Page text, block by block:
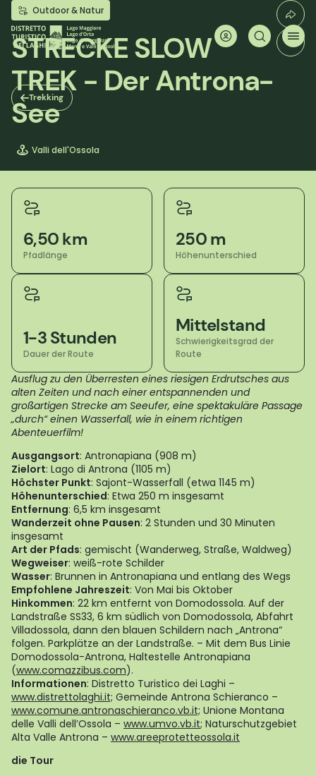
Direkt
zum
Inhalt
Trekking
Outdoor & Natur
STRECKE SLOW
TREK - Der Antrona-
See
Valli dell'Ossola
6,50 km
Pfadlänge
250 m
Höhenunterschied
1-3 Stunden
Dauer der Route
Mittelstand
Schwierigkeitsgrad der
Route
Ausflug zu den Überresten eines riesigen Erdrutsches aus
alten Zeiten und nach einer entspannenden und
großartigen Strecke am Seeufer, eine spektakuläre Passage
„durch“ einen Wasserfall, wie in einem richtigen
Abenteuerfilm!
Ausgangsort: Antronapiana (908 m)
Zielort: Lago di Antrona (1105 m)
Höchster Punkt: Sajont-Wasserfall (etwa 1145 m)
Höhenunterschied: Etwa 250 m insgesamt
Entfernung: 6,5 km insgesamt
Wanderzeit ohne Pausen: 2 Stunden und 30 Minuten
insgesamt
Art der Pfads: gemischt (Wanderweg, Straße, Waldweg)
Wegweiser: weiß-rote Schilder
Wasser: Brunnen in Antronapiana und entlang des Wegs
Empfohlene Jahreszeit: Von Mai bis Oktober
Hinkommen: 22 km entfernt von Domodossola. Auf der
Landstraße SS33, 6 km südlich von Domodossola, Abfahrt
Villadossola, dann den blauen Schildern nach „Antrona“
folgen. Parkplätze an der Landstraße. – Mit dem Bus Linie
Domodossola-Antrona, Haltestelle Antronapiana
(www.comazzibus.com).
Informationen: Distretto Turistico dei Laghi –
www.distrettolaghi.it; Gemeinde Antrona Schieranco –
www.comune.antronaschieranco.vb.it; Unione Montana
delle Valli dell’Ossola – www.umvo.vb.it; Naturschutzgebiet
Alta Valle Antrona – www.areeprotetteossola.it
die Tour